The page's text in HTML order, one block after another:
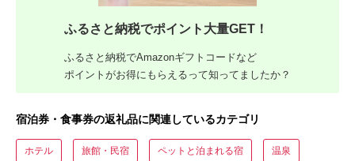
ふるさと納税でポイント大量GET！
ふるさと納税でAmazonギフトコードなど
ポイントがお得にもらえるって知ってましたか？
宿泊券・食事券の返礼品に関連しているカテゴリ
ホテル 旅館・民宿 ペットと泊まれる宿 温泉